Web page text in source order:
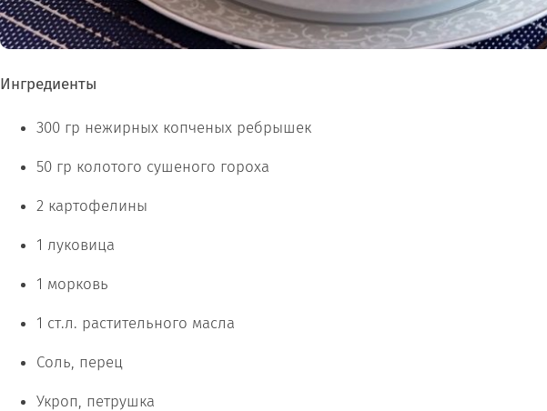
Ингредиенты
300 гр нежирных копченых ребрышек
50 гр колотого сушеного гороха
2 картофелины
1 луковица
1 морковь
1 ст.л. растительного масла
Соль, перец
Укроп, петрушка